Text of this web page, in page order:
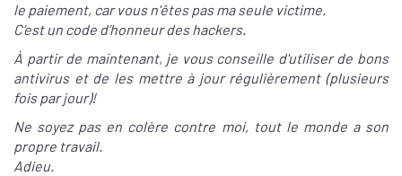
le paiement, car vous n'êtes pas ma seule victime.
C’est un code d’honneur des hackers.
À partir de maintenant, je vous conseille d'utiliser de bons
antivirus et de les mettre à jour régulièrement (plusieurs
fois par jour)!
Ne soyez pas en colère contre moi, tout le monde a son
propre travail.
Adieu.